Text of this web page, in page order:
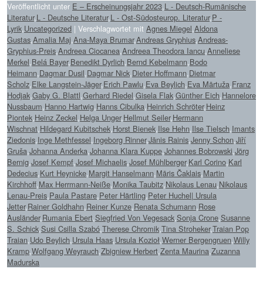
Veröffentlicht unter E – Erscheinungsjahr 2023,L - Deutsch-Rumänische
Literatur,L - Deutsche Literatur,L - Ost-Südosteurop. Literatur,P -
Lyrik,Uncategorized | Verschlagwortet mit Agnes Miegel,Aldona
Gustas,Amalia Maj,Ana-Maya Brumar,Andreas Gryphius,Andreas-
Gryphius-Preis,Andreea Ciocanea,Andreea Theodora Iancu,Anneliese
Merkel,Belá Bayer,Benedikt Dyrlich,Bernd Kebelmann,Bodo
Heimann,Dagmar Dusil,Dagmar Nick,Dieter Hoffmann,Dietmar
Scholz,Elke Langstein-Jäger,Erich Pawlu,Eva Beylich,Eva Mārtuža,Franz
Hodjak,Gaby G. Blattl,Gerhard Riedel,Gisela Flak,Günther Eich,Hannelore
Nussbaum,Hanno Hartwig,Hanns Cibulka,Heinrich Schröter,Heinz
Piontek,Heinz Zeckel,Helga Unger,Hellmut Seiler,Hermann
Wischnat,Hildegard Kubitschek,Horst Bienek,Ilse Hehn,Ilse Tielsch,Imants
Ziedonis,Inge Methfessel,Ingeborg Rinner,Jānis Rainis,Jenny Schon,Jiří
Gruša,Johanna Anderka,Johanna Klara Kuppe,Johannes Bobrowski,Jörg
Bernig,Josef Kempf,Josef Michaelis,Josef Mühlberger,Karl Corino,Karl
Dedecius,Kurt Heynicke,Margit Hanselmann,Māris Čaklais,Martin
Kirchhoff,Max Herrmann-Neiße,Monika Taubitz,Nikolaus Lenau,Nikolaus
Lenau-Preis,Paula Pastare,Peter Härtling,Peter Huchel| Ursula
Jetter,Rainer Goldhahn,Reiner Kunze,Renata Schumann,Rose
Ausländer,Rumania Ebert,Siegfried Von Vegesack,Sonja Crone,Susanne
S. Schick,Susi Csilla Szabó,Therese Chromik,Tina Stroheker,Traian Pop
Traian,Udo Beylich,Ursula Haas,Ursula Kozioł,Werner Bergengruen,Willy
Kramp,Wolfgang Weyrauch,Zbigniew Herbert,Zenta Maurina,Zuzanna
Madurska